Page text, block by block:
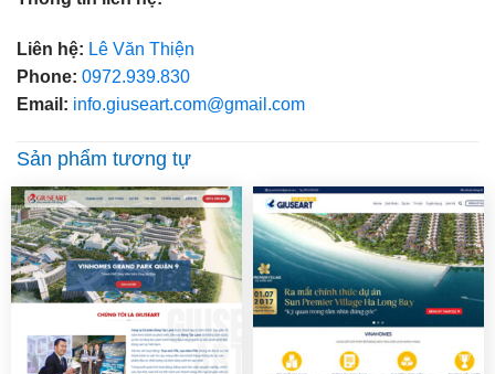
Liên hệ: Lê Văn Thiện
Phone: 0972.939.830
Email: info.giuseart.com@gmail.com
Sản phẩm tương tự